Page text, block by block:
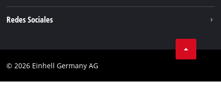
Einhell global
Redes Sociales
© 2026 Einhell Germany AG